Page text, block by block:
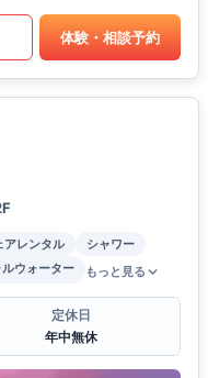
体験・相談予約
アレンタル
シャワー
ルウォーター もっと見る
定休日
年中無休